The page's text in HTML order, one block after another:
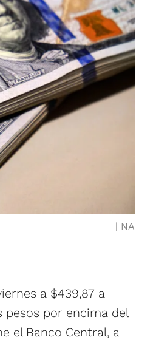
NA
a $439,87 a
pesos por encima del
el Banco Central, a